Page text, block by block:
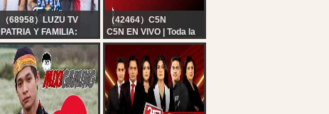
（68958）LUZU TV
PATRIA Y FAMILIA:
FEDE POPGOLD, CAMI
MAYAN, LUCAS
SPADAFORA, ANITA
ESPÓSITO Y JULI
CASTRO | EN VIVO
（42464）C5N
C5N EN VIVO | Toda la
información en un solo
lugar | Seguí la
transmisión las 24
horas